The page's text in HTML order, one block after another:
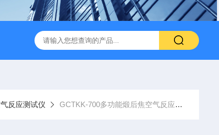
子高低温循环测试仪 GCDLSM-800端子电流循环寿命试
反应测试仪 GCTKK-700多功能煅后焦空气反应性测定仪GCTKK